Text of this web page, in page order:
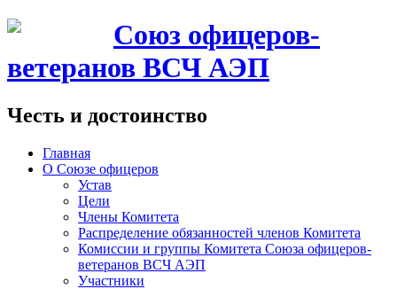
Союз офицеров-
ветеранов ВСЧ АЭП
Честь и достоинство
Главная
О Союзе офицеров
Устав
Цели
Члены Комитета
Распределение обязанностей членов Комитета
Комиссии и группы Комитета Союза офицеров-
ветеранов ВСЧ АЭП
Участники